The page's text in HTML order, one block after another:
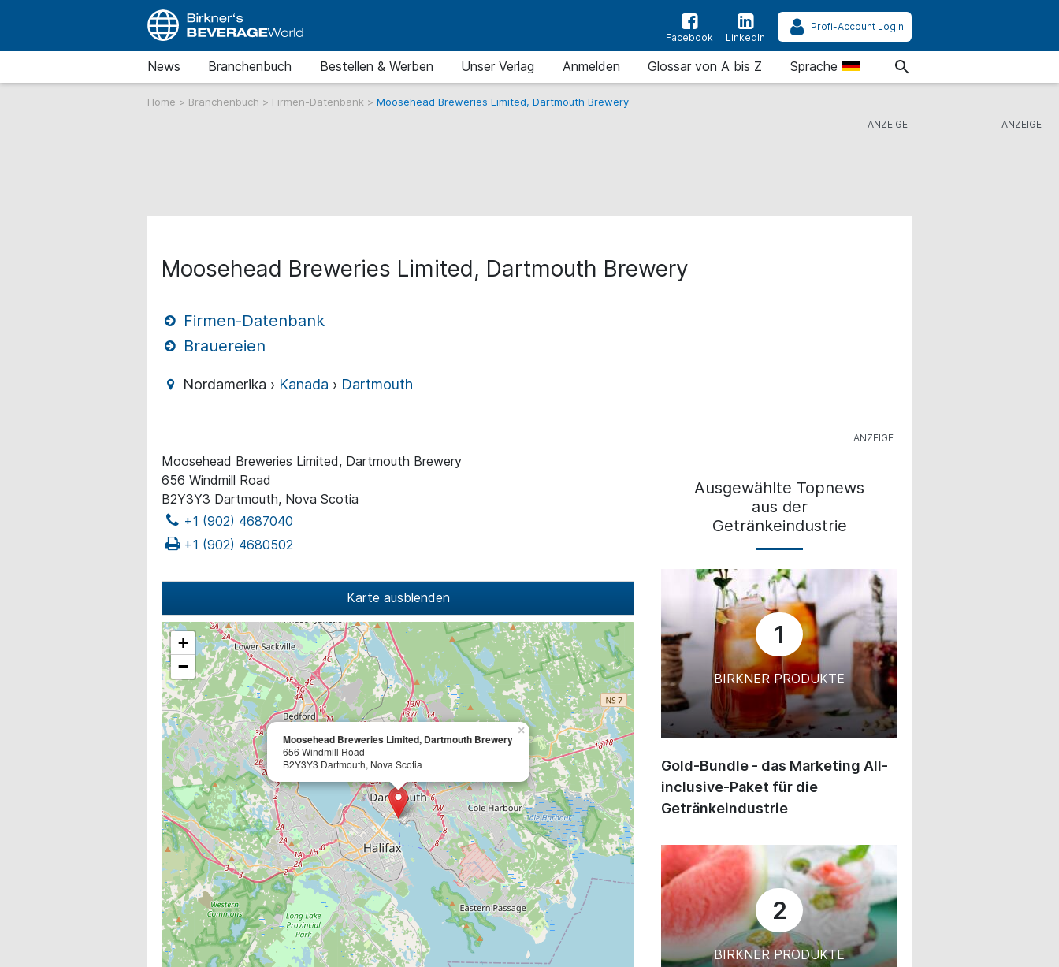
Facebook LinkedIn
Profi-Account Login
News Branchenbuch Bestellen & Werben Unser Verlag Anmelden Glossar von A bis Z Sprache
Home > Branchenbuch > Firmen-Datenbank > Moosehead Breweries Limited, Dartmouth Brewery
Moosehead Breweries Limited, Dartmouth Brewery
Firmen-Datenbank
Brauereien
Nordamerika › Kanada › Dartmouth
Moosehead Breweries Limited, Dartmouth Brewery
656 Windmill Road
B2Y3Y3 Dartmouth, Nova Scotia
+1 (902) 4687040
+1 (902) 4680502
Karte ausblenden
Moosehead Breweries Limited, Dartmouth Brewery
656 Windmill Road
B2Y3Y3 Dartmouth, Nova Scotia
×
+
−
Ausgewählte Topnews
aus der
Getränkeindustrie
1
BIRKNER PRODUKTE
Gold-Bundle - das Marketing All-
inclusive-Paket für die
Getränkeindustrie
2
BIRKNER PRODUKTE